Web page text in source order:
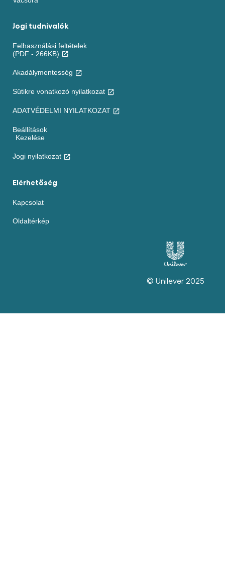
Jogi tudnivalók
Felhasználási feltételek
(PDF - 266KB)
Akadálymentesség
Sütikre vonatkozó nyilatkozat
ADATVÉDELMI NYILATKOZAT
Beállítások
Kezelése
Jogi nyilatkozat
Elérhetőség
Kapcsolat
Oldaltérkép
© Unilever 2025